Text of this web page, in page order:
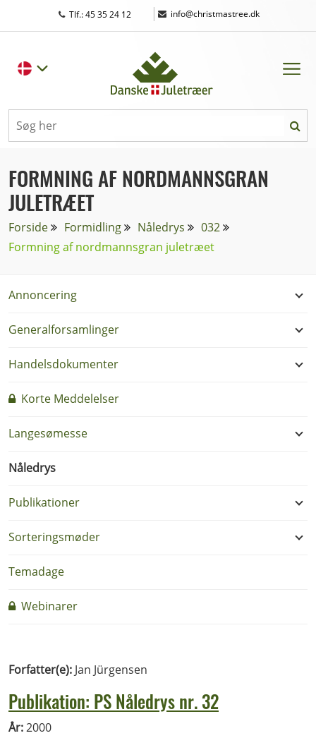
Tlf.: 45 35 24 12 | info@christmastree.dk
FORMNING AF NORDMANNSGRAN
JULETRÆET
Forside Formidling Nåledrys
032
Formning af nordmannsgran juletræet
Annoncering
Generalforsamlinger
Handelsdokumenter
Korte Meddelelser
Langesømesse
Nåledrys
Publikationer
Sorteringsmøder
Temadage
Webinarer
Forfatter(e): Jan Jürgensen
Publikation: PS Nåledrys nr. 32
År:2000